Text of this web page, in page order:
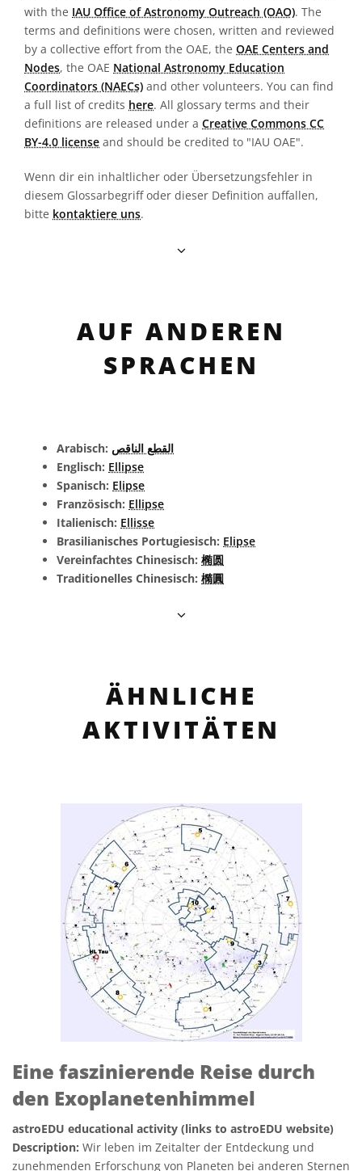
with the IAU Office of Astronomy Outreach (OAO). The
terms and definitions were chosen, written and reviewed
by a collective effort from the OAE, the OAE Centers and
Nodes, the OAE National Astronomy Education
Coordinators (NAECs) and other volunteers. You can find
a full list of credits here. All glossary terms and their
definitions are released under a Creative Commons CC
BY-4.0 license and should be credited to "IAU OAE".
Wenn dir ein inhaltlicher oder Übersetzungsfehler in
diesem Glossarbegriff oder dieser Definition auffallen,
bitte kontaktiere uns.
AUF ANDEREN
SPRACHEN
Arabisch: القطع الناقص
Englisch: Ellipse
Spanisch: Elipse
Französisch: Ellipse
Italienisch: Ellisse
Brasilianisches Portugiesisch: Elipse
Vereinfachtes Chinesisch: 椭圆
Traditionelles Chinesisch: 橢圓
ÄHNLICHE
AKTIVITÄTEN
Eine faszinierende Reise durch
den Exoplanetenhimmel
astroEDU educational activity (links to astroEDU website)
Description: Wir leben im Zeitalter der Entdeckung und
zunehmenden Erforschung von Planeten bei anderen Sternen